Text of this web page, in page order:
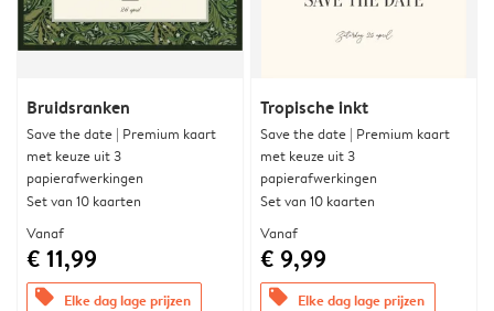
Bruidsranken
Save the date | Premium kaart
met keuze uit 3
papierafwerkingen
Set van 10 kaarten
Vanaf
€ 11,99
offers Elke dag lage prijzen
Tropische inkt
Save the date | Premium kaart
met keuze uit 3
papierafwerkingen
Set van 10 kaarten
Vanaf
€ 9,99
offers Elke dag lage prijzen